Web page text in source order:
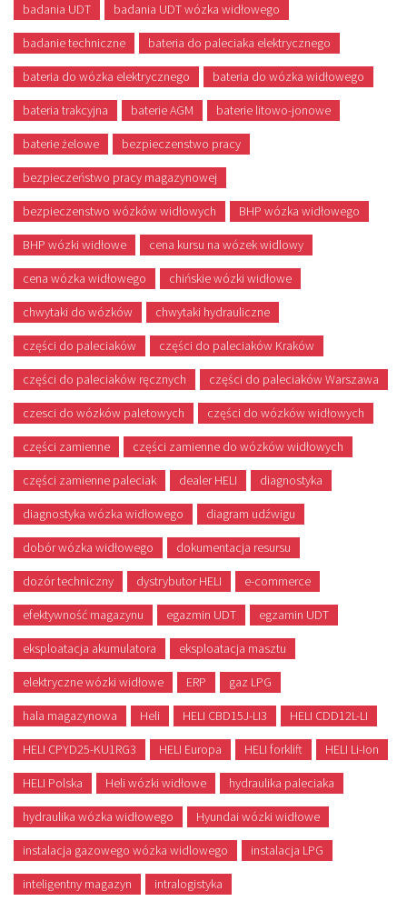
badania UDT badania UDT wózka widłowego
badanie techniczne bateria do paleciaka elektrycznego
bateria do wózka elektrycznego bateria do wózka widłowego
bateria trakcyjna baterie AGM baterie litowo-jonowe
baterie żelowe bezpieczenstwo pracy
bezpieczeństwo pracy magazynowej
bezpieczenstwo wózków widłowych BHP wózka widłowego
BHP wózki widłowe cena kursu na wózek widlowy
cena wózka widłowego chińskie wózki widłowe
chwytaki do wózków chwytaki hydrauliczne
części do paleciaków części do paleciaków Kraków
części do paleciaków ręcznych części do paleciaków Warszawa
czesci do wózków paletowych części do wózków widłowych
części zamienne części zamienne do wózków widłowych
części zamienne paleciak dealer HELI diagnostyka
diagnostyka wózka widłowego diagram udźwigu
dobór wózka widłowego dokumentacja resursu
dozór techniczny dystrybutor HELI e-commerce
efektywność magazynu egazmin UDT egzamin UDT
eksploatacja akumulatora eksploatacja masztu
elektryczne wózki widłowe ERP gaz LPG
hala magazynowa Heli HELI CBD15J-LI3 HELI CDD12L-LI
HELI CPYD25-KU1RG3 HELI Europa HELI forklift HELI Li-Ion
HELI Polska Heli wózki widłowe hydraulika paleciaka
hydraulika wózka widłowego Hyundai wózki widłowe
instalacja gazowego wózka widlowego instalacja LPG
inteligentny magazyn intralogistyka